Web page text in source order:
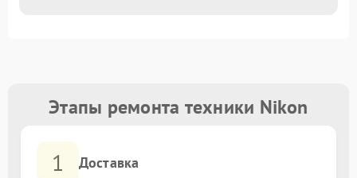
Этапы ремонта техники Nikon
1 Доставка